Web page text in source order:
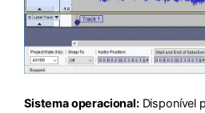
Sistema operacional: Disponível